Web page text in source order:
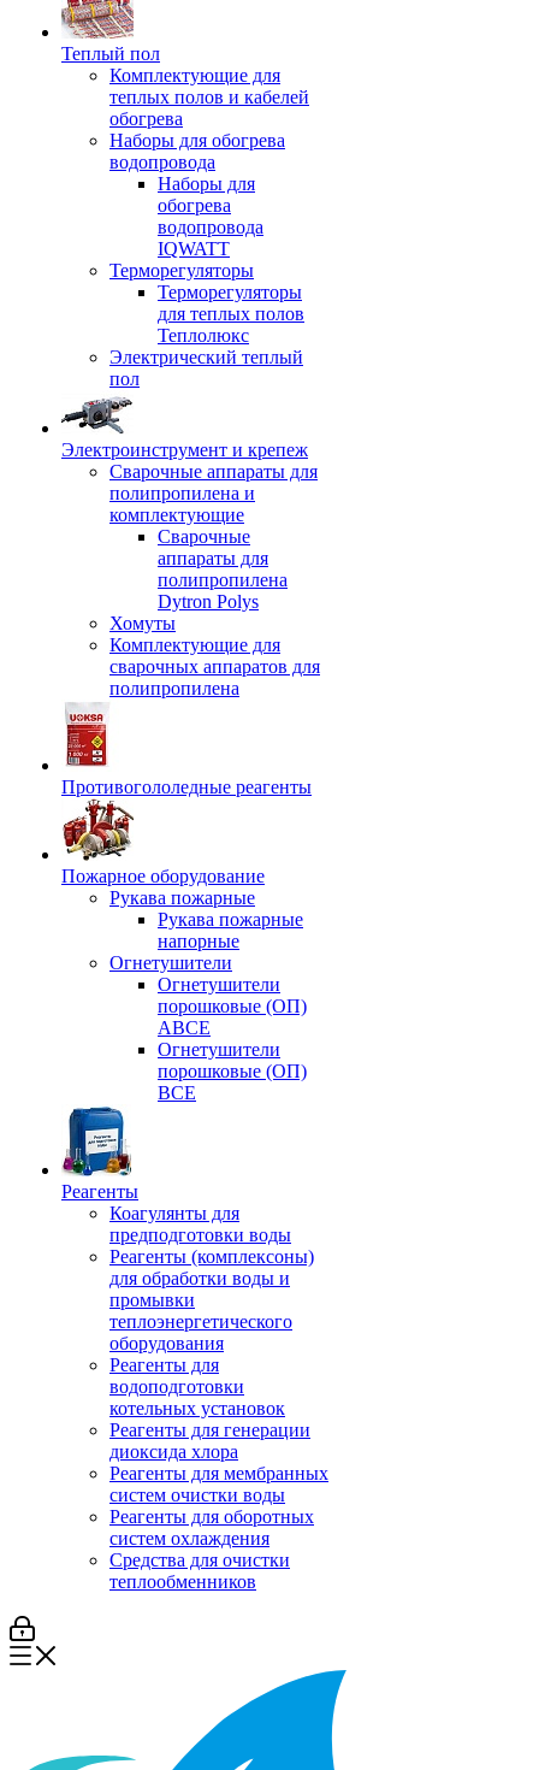
Теплый пол
Комплектующие для
теплых полов и кабелей
обогрева
Наборы для обогрева
водопровода
Наборы для
обогрева
водопровода
IQWATT
Терморегуляторы
Терморегуляторы
для теплых полов
Теплолюкс
Электрический теплый
пол
Электроинструмент и крепеж
Сварочные аппараты для
полипропилена и
комплектующие
Сварочные
аппараты для
полипропилена
Dytron Polys
Хомуты
Комплектующие для
сварочных аппаратов для
полипропилена
Противогололедные реагенты
Пожарное оборудование
Рукава пожарные
Рукава пожарные
напорные
Огнетушители
Огнетушители
порошковые (ОП)
АВСЕ
Огнетушители
порошковые (ОП)
ВСЕ
Реагенты
Коагулянты для
предподготовки воды
Реагенты (комплексоны)
для обработки воды и
промывки
теплоэнергетического
оборудования
Реагенты для
водоподготовки
котельных установок
Реагенты для генерации
диоксида хлора
Реагенты для мембранных
систем очистки воды
Реагенты для оборотных
систем охлаждения
Средства для очистки
теплообменников